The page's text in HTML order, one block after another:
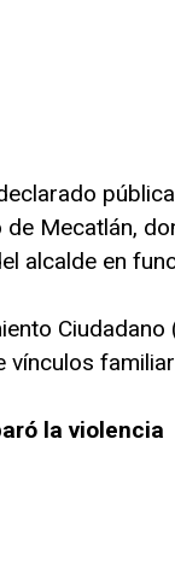
de Mecatlán,
alcalde en
vínculos
la violencia